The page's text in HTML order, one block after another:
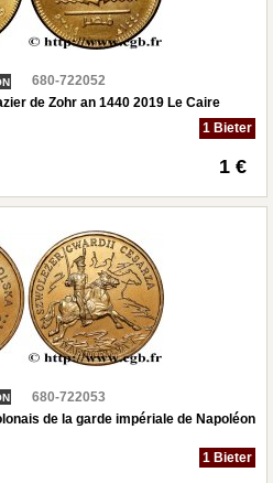
680-722052
de Zohr an 1440 2019 Le Caire
1 Bieter
1 €
680-722053
de la garde impériale de Napoléon
1 Bieter